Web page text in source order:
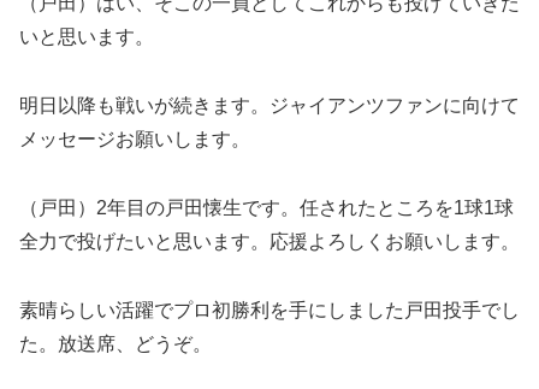
いと思います。
明日以降も戦いが続きます。ジャイアンツファンに向けて
メッセージお願いします。
（戸田）2年目の戸田懐生です。任されたところを1球1球
全力で投げたいと思います。応援よろしくお願いします。
素晴らしい活躍でプロ初勝利を手にしました戸田投手でし
た。放送席、どうぞ。